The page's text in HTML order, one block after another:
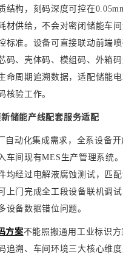
结构，刻码深度可控在
材供给，不会对密闭储能车间
标准。设备可直接联动前端
码、壳体码、模组码、外箱码
命周期追溯数据，适配储能
核验工作。
储能产线配套服务适配
自动化集成需求，全系设备
车间现有MES生产管理系统
均经过电解液腐蚀测试，匹
上门完成全工段设备联机调
设备数据错位问题。
方案不能照搬通用工业标识方
追溯、车间环境三大核心维度